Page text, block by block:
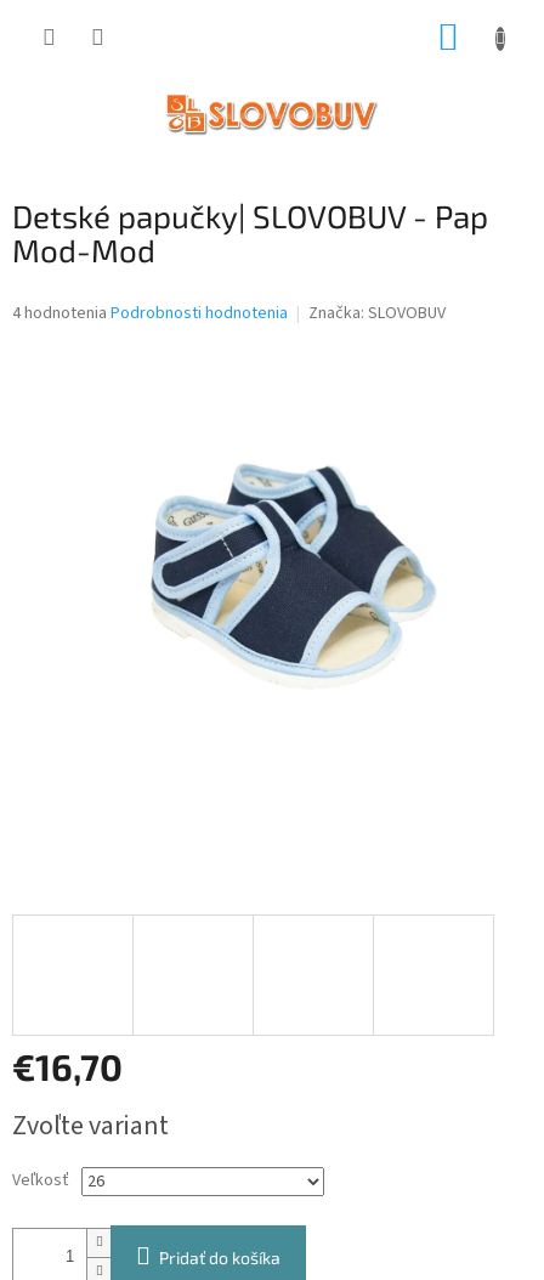
Detské papučky| SLOVOBUV - Pap
Mod-Mod
Priemerné
4 hodnotenia Podrobnosti hodnotenia Značka: SLOVOBUV
€16,70
cena:
Zvoľte variant
Veľkosť
Pridať do košíka